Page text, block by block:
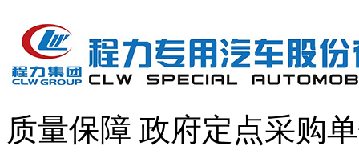
质量保障 政府定点采购